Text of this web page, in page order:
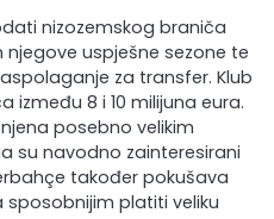
nizozemskog braniča
njegove uspješne sezone te
za transfer. Klub
između 8 i 10 milijuna eura.
posebno velikim
su navodno zainteresirani
također pokušava
platiti veliku